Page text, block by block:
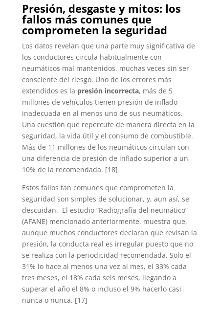
Presión, desgaste y mitos: los
fallos más comunes que
comprometen la seguridad
Los datos revelan que una parte muy significativa de
los conductores circula habitualmente con
neumáticos mal mantenidos, muchas veces sin ser
consciente del riesgo. Uno de los errores más
extendidos es la presión incorrecta, más de 5
millones de vehículos tienen presión de inflado
inadecuada en al menos uno de sus neumáticos.
Una cuestión que repercute de manera directa en la
seguridad, la vida útil y el consumo de combustible.
Más de 11 millones de los neumáticos circulan con
una diferencia de presión de inflado superior a un
10% de la recomendada. [18]
Estos fallos tan comunes que comprometen la
seguridad son simples de solucionar, y, aun así, se
descuidan. El estudio “Radiografía del neumático”
(AFANE) mencionado anteriormente, muestra que,
aunque muchos conductores declaran que revisan la
presión, la conducta real es irregular puesto que no
se realiza con la periodicidad recomendada. Solo el
31% lo hace al menos una vez al mes, el 33% cada
tres meses, el 18% cada seis meses, llegando a
superar el año el 8% o incluso el 9% hacerlo casi
nunca o nunca. [17]